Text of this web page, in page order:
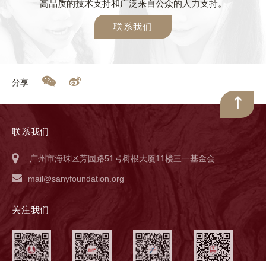
高品质的技术支持和广泛来自公众的人力支持。
联系我们
分享
联系我们
广州市海珠区芳园路51号树根大厦11楼三一基金会
mail@sanyfoundation.org
关注我们